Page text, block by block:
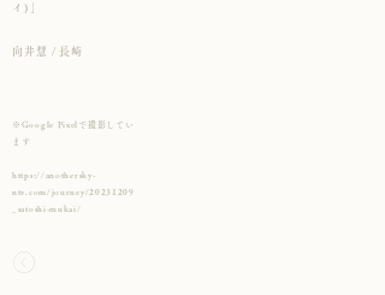
イ)」
向井慧 / 長崎
※Google Pixelで撮影してい
ます
https://anothersky-
ntv.com/journey/20231209
_satoshi-mukai/